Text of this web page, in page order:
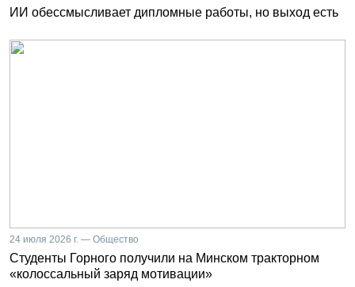
ИИ обессмысливает дипломные работы, но выход есть
24 июля 2026 г. — Общество
Студенты Горного получили на Минском тракторном
«колоссальный заряд мотивации»